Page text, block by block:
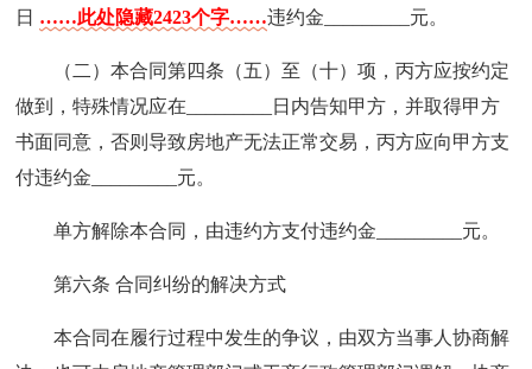
日 ……此处隐藏2423个字……违约金_________元。
（二）本合同第四条（五）至（十）项，丙方应按约定
做到，特殊情况应在_________日内告知甲方，并取得甲方
书面同意，否则导致房地产无法正常交易，丙方应向甲方支
付违约金_________元。
单方解除本合同，由违约方支付违约金_________元。
第六条 合同纠纷的解决方式
本合同在履行过程中发生的争议，由双方当事人协商解